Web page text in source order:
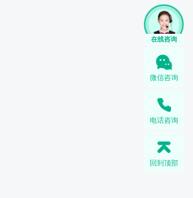
在线咨询
微信咨询
电话咨询
回到顶部